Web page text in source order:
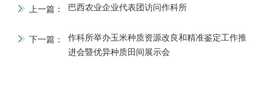
上一篇： 巴西农业企业代表团访问作科所
下一篇：
作科所举办玉米种质资源改良和精准鉴定工作推
进会暨优异种质田间展示会